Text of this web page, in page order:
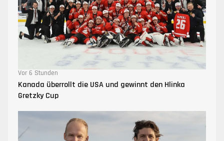
Vor 6 Stunden
Kanada überrollt die USA und gewinnt den Hlinka
Gretzky Cup